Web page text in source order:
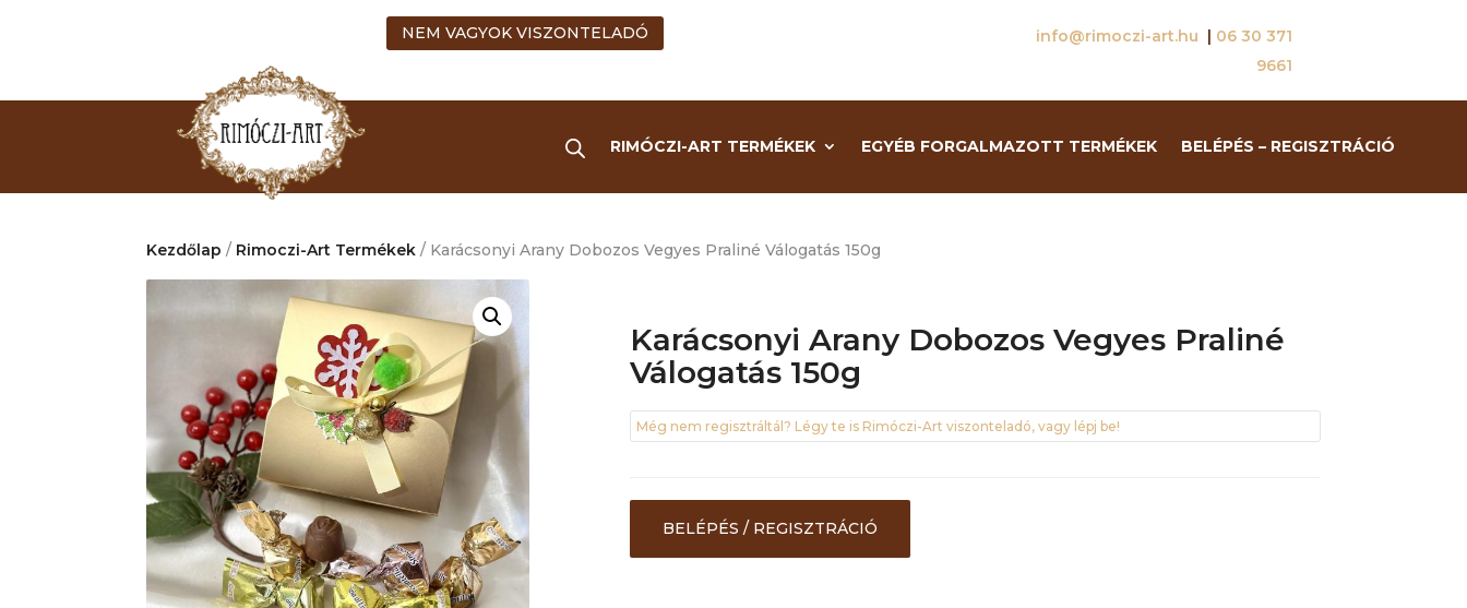
NEM VAGYOK VISZONTELADÓ info@rimoczi-art.hu | 06 30 371
9661
RIMÓCZI-ART TERMÉKEK EGYÉB FORGALMAZOTT TERMÉKEK BELÉPÉS – REGISZTRÁCIÓ
Kezdőlap / Rimoczi-Art Termékek / Karácsonyi Arany Dobozos Vegyes Praliné Válogatás 150g
Karácsonyi Arany Dobozos Vegyes Praliné
Válogatás 150g
Még nem regisztráltál? Légy te is Rimóczi-Art viszonteladó, vagy lépj be!
BELÉPÉS / REGISZTRÁCIÓ